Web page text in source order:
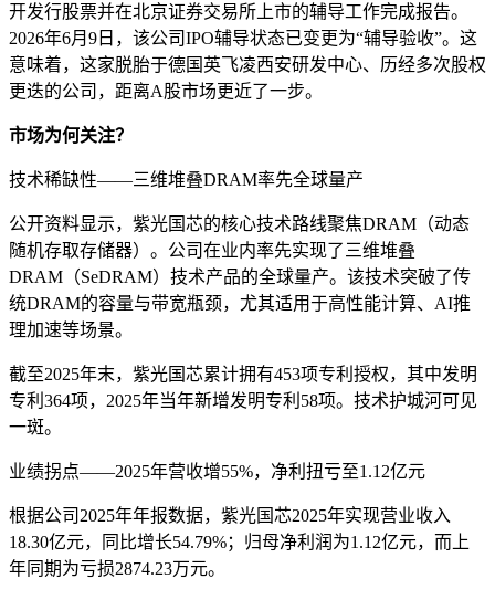
开发行股票并在北京证券交易所上市的辅导工作完成报告。
2026年6月9日，该公司IPO辅导状态已变更为“辅导验收”。这
意味着，这家脱胎于德国英飞凌西安研发中心、历经多次股权
更迭的公司，距离A股市场更近了一步。
市场为何关注？
技术稀缺性——三维堆叠DRAM率先全球量产
公开资料显示，紫光国芯的核心技术路线聚焦DRAM（动态
随机存取存储器）。公司在业内率先实现了三维堆叠
DRAM（SeDRAM）技术产品的全球量产。该技术突破了传
统DRAM的容量与带宽瓶颈，尤其适用于高性能计算、AI推
理加速等场景。
截至2025年末，紫光国芯累计拥有453项专利授权，其中发明
专利364项，2025年当年新增发明专利58项。技术护城河可见
一斑。
业绩拐点——2025年营收增55%，净利扭亏至1.12亿元
根据公司2025年年报数据，紫光国芯2025年实现营业收入
18.30亿元，同比增长54.79%；归母净利润为1.12亿元，而上
年同期为亏损2874.23万元。